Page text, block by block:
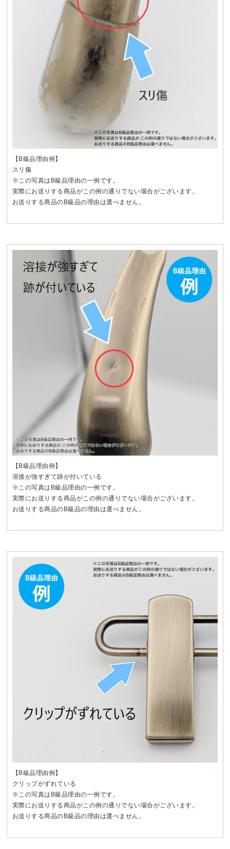
【B級品理由例】
スリ傷
※この写真はB級品理由の一例です。
実際にお送りする商品がこの例の通りでない場合がございます。
お送りする商品のB級品の理由は選べません。
【B級品理由例】
溶接が強すぎて跡が付いている
※この写真はB級品理由の一例です。
実際にお送りする商品がこの例の通りでない場合がございます。
お送りする商品のB級品の理由は選べません。
【B級品理由例】
クリップがずれている
※この写真はB級品理由の一例です。
実際にお送りする商品がこの例の通りでない場合がございます。
お送りする商品のB級品の理由は選べません。